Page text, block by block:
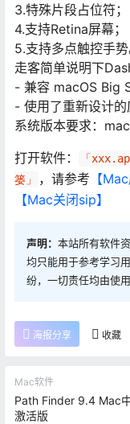
3.特殊片段占位符；
4.支持Retina屏幕；
5.支持多点触控手势
走客简单说明下
- 兼容 macOS Big
- 使用了重新设计的
系统版本要求：
打开软件：
「
篓」
，请参考 【
【Mac关闭sip】
声明： 本站所有软件
均只能用于参考学习
纷，一切责任均由使用
海报分享 收藏
Mac软件
Path Finder 9.4 Mac
激活版